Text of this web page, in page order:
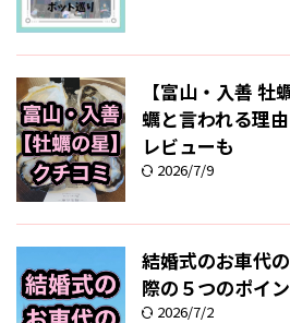
【富山・入善
蠣と言われる理
レビューも
2026/7/9
結婚式のお車代
際の５つのポイ
2026/7/2